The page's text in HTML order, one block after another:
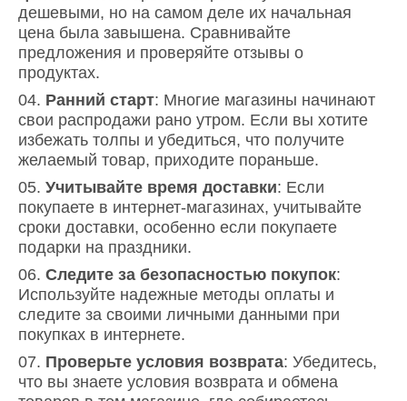
дешевыми, но на самом деле их начальная
цена была завышена. Сравнивайте
предложения и проверяйте отзывы о
продуктах.
Ранний старт: Многие магазины начинают
свои распродажи рано утром. Если вы хотите
избежать толпы и убедиться, что получите
желаемый товар, приходите пораньше.
Учитывайте время доставки: Если
покупаете в интернет-магазинах, учитывайте
сроки доставки, особенно если покупаете
подарки на праздники.
Следите за безопасностью покупок:
Используйте надежные методы оплаты и
следите за своими личными данными при
покупках в интернете.
Проверьте условия возврата: Убедитесь,
что вы знаете условия возврата и обмена